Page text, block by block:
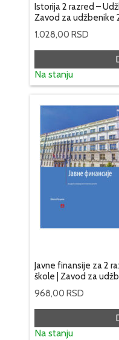
Istorija 2 razred –
Zavod za udžbenike
1.028,00 RSD
Na stanju
Javne finansije za 2
škole | Zavod za
968,00 RSD
Na stanju